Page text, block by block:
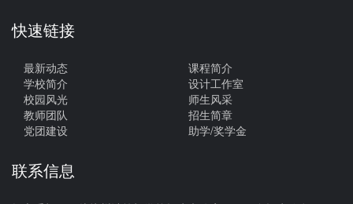
快速链接
最新动态
学校简介
校园风光
教师团队
党团建设
课程简介
设计工作室
师生风采
招生简章
助学/奖学金
联系信息